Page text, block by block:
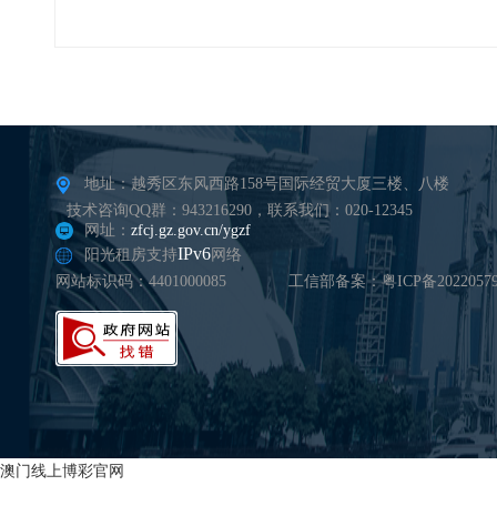
地址：越秀区东风西路158号国际经贸大厦三楼、八楼
技术咨询QQ群：943216290，联系我们：020-12345
网址： zfcj.gz.gov.cn/ygzf
阳光租房支持IPv6网络
网站标识码：4401000085
工信部备案：粤ICP备
澳门线上博彩官网